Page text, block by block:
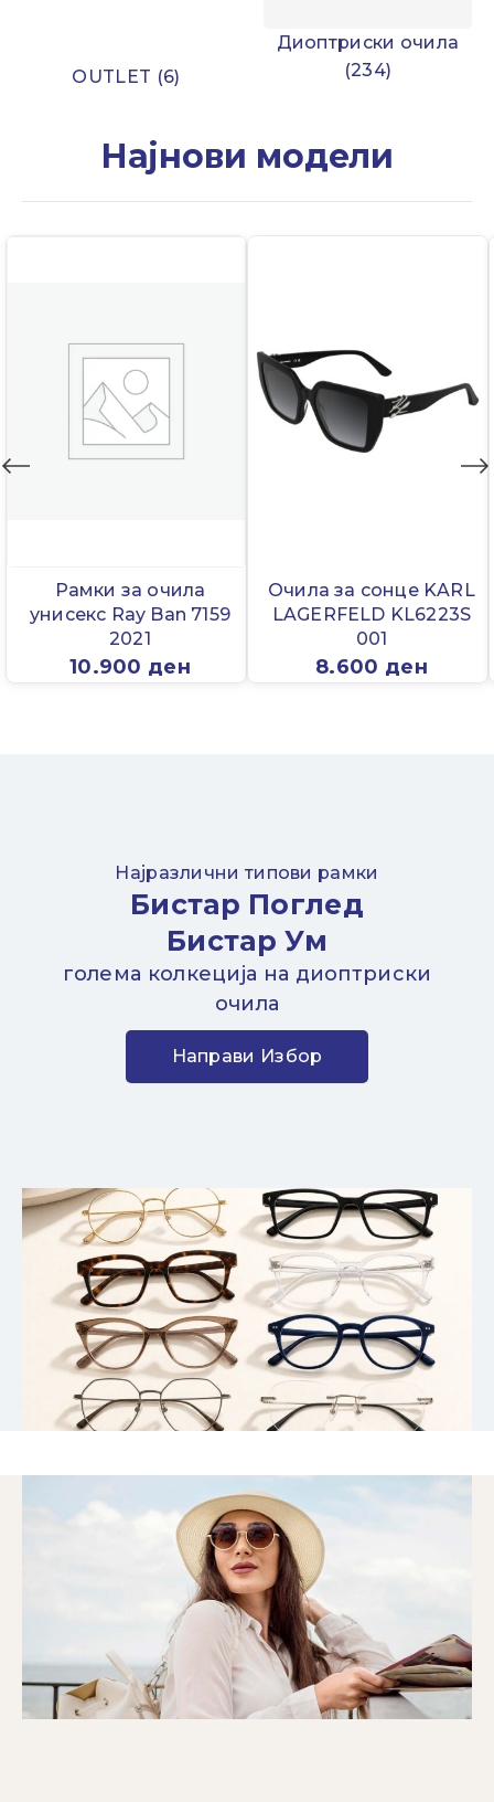
OUTLET (6)
Диоптриски очила
(234)
Најнови модели
Рамки за очила
унисекс Ray Ban 7159
2021
10.900 ден
Очила за сонце KARL
LAGERFELD KL6223S
001
8.600 ден
Најразлични типови рамки
Бистар Поглед
Бистар Ум
голема колкеција на диоптриски
очила
Направи Избор